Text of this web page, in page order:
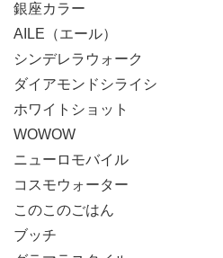
銀座カラー
AILE（エール）
シンデレラウォーク
ダイアモンドシライシ
ホワイトショット
WOWOW
ニューロモバイル
コスモウォーター
このこのごはん
ブッチ